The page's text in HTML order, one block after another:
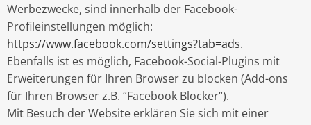
Werbezwecke, sind innerhalb der Facebook-
Profileinstellungen möglich:
https://www.facebook.com/settings?tab=ads.
Ebenfalls ist es möglich, Facebook-Social-Plugins mit
Erweiterungen für Ihren Browser zu blocken (Add-ons
für Ihren Browser z.B. “Facebook Blocker“).
Mit Besuch der Website erklären Sie sich mit einer